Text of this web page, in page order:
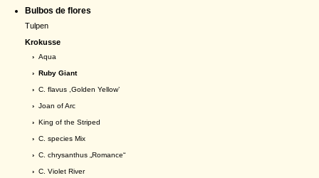
Bulbos de flores
Tulpen
Krokusse
› Aqua
› Ruby Giant
› C. flavus ,Golden Yellow’
› Joan of Arc
› King of the Striped
› C. species Mix
› C. chrysanthus „Romance“
› C. Violet River